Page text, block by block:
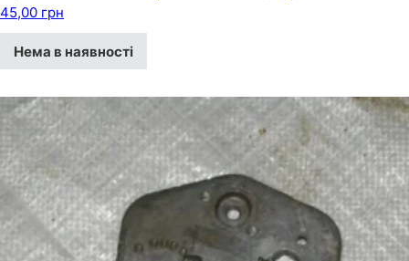
45,00 грн
Нема в наявності